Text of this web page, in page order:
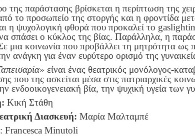
της παράστασης βρίσκεται η περίπτωση της
το προσωπείο της στοργής και η φροντίδα
η ψυχολογική φθορά που προκαλεί το
να σπάσει ο κύκλος της βίας. Παράλληλα, η
μια κοινωνία που προβάλλει τη μητρότητα
ανάγκη για έναν ευρύτερο ορισμό της
είναι ένας θεατρικός μονόλογος-
που της ασκείται μέσα στις πατριαρχικές
ενδοοικογενειακή βία, την ψυχική υγεία των
Κική Στάθη
Διασκευή: Μαρία Μαλταμπέ
: Francesca Minutoli